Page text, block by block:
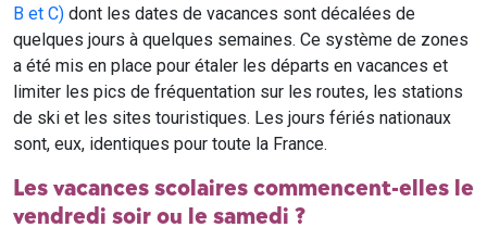
B et C) dont les dates de vacances sont décalées de
quelques jours à quelques semaines. Ce système de zones
a été mis en place pour étaler les départs en vacances et
limiter les pics de fréquentation sur les routes, les stations
de ski et les sites touristiques. Les jours fériés nationaux
sont, eux, identiques pour toute la France.
Les vacances scolaires commencent-elles le
vendredi soir ou le samedi ?